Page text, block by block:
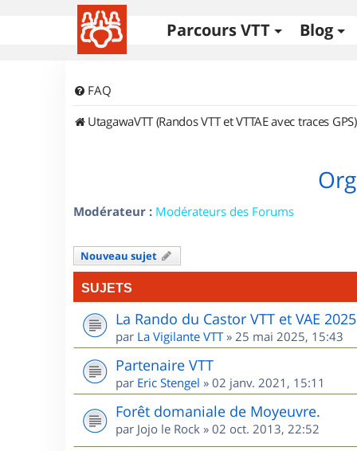
Parcours VTT Blog
FAQ
UtagawaVTT (Randos VTT et VTTAE avec traces GPS)
Modérateur : Modérateurs des Forums
Nouveau sujet
SUJETS
La Rando du Castor VTT et VAE 2025
par La Vigilante VTT» 25 mai 2025, 15:43
Partenaire VTT
par Eric Stengel » 02 janv. 2021, 15:11
Forêt domaniale de Moyeuvre.
par Jojo le Rock » 02 oct. 2013, 22:52